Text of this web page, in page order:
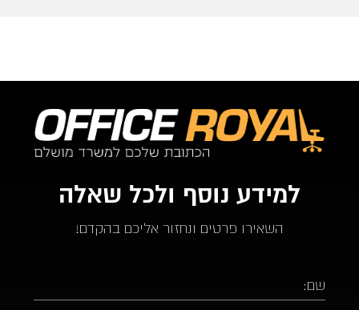
למידע נוסף ולכל שאלה
השאירו פרטים ונחזור אליכם בהקדם!